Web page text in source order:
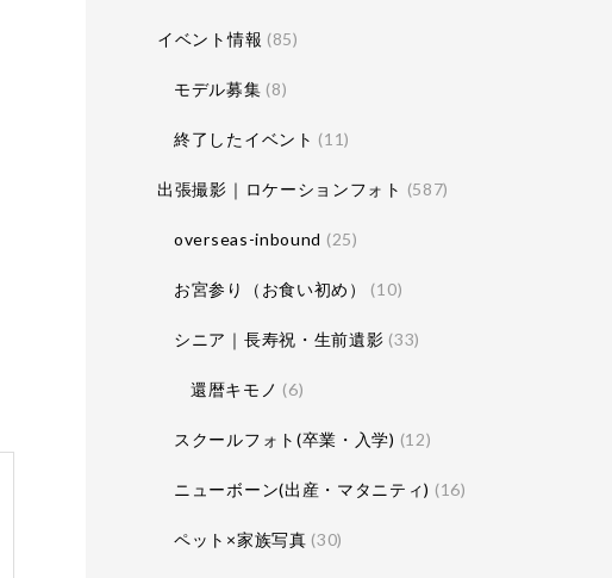
イベント情報 (85)
モデル募集 (8)
終了したイベント (11)
出張撮影｜ロケーションフォト (587)
overseas-inbound (25)
お宮参り（お食い初め） (10)
シニア｜長寿祝・生前遺影 (33)
還暦キモノ (6)
スクールフォト(卒業・入学) (12)
ニューボーン(出産・マタニティ) (16)
ペット×家族写真 (30)